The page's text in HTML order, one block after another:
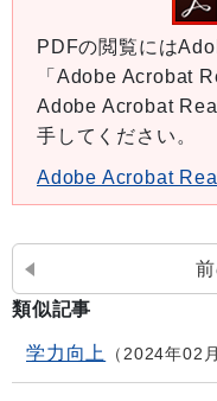
PDFの閲覧には
「Adobe Acrobat
Adobe Acrobat
手してください。
Adobe Acrobat
類似記事
学力向上 2024年02